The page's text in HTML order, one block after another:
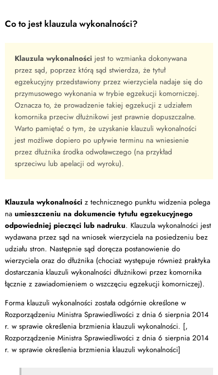
Co to jest klauzula wykonalności?
Klauzula wykonalności jest to wzmianka dokonywana
przez sąd, poprzez którą sąd stwierdza, że tytuł
egzekucyjny przedstawiony przez wierzyciela nadaje się do
przymusowego wykonania w trybie egzekucji komorniczej.
Oznacza to, że prowadzenie takiej egzekucji z udziałem
komornika przeciw dłużnikowi jest prawnie dopuszczalne.
Warto pamiętać o tym, że uzyskanie klauzuli wykonalności
jest możliwe dopiero po upływie terminu na wniesienie
przez dłużnika środka odwoławczego (na przykład
sprzeciwu lub apelacji od wyroku).
Klauzula wykonalności z technicznego punktu widzenia polega
na umieszczeniu na dokumencie tytułu egzekucyjnego
odpowiedniej pieczęci lub nadruku. Klauzula wykonalności jest
wydawana przez sąd na wniosek wierzyciela na posiedzeniu bez
udziału stron. Następnie sąd doręcza postanowienie do
wierzyciela oraz do dłużnika (chociaż występuje również praktyka
dostarczania klauzuli wykonalności dłużnikowi przez komornika
łącznie z zawiadomieniem o wszczęciu egzekucji komorniczej).
Forma klauzuli wykonalności została odgórnie określone w
Rozporządzeniu Ministra Sprawiedliwości z dnia 6 sierpnia 2014
r. w sprawie określenia brzmienia klauzuli wykonalności. [,
Rozporządzenie Ministra Sprawiedliwości z dnia 6 sierpnia 2014
r. w sprawie określenia brzmienia klauzuli wykonalności]